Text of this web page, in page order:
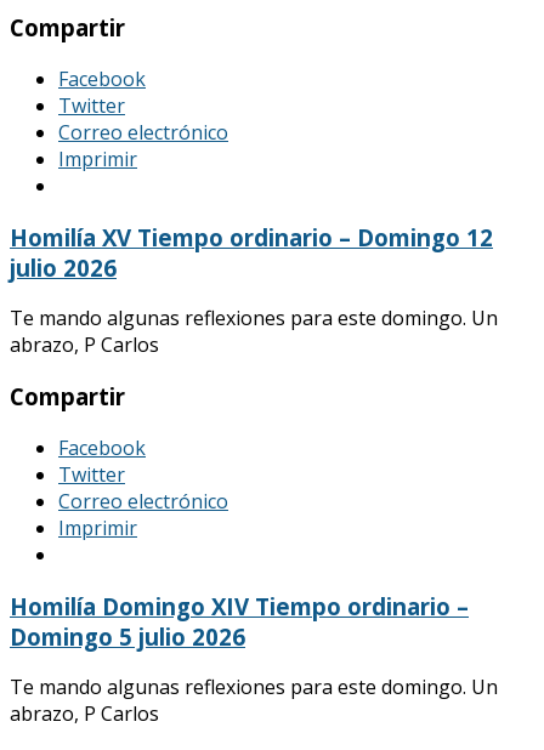
Compartir
Facebook
Twitter
Correo electrónico
Imprimir
Homilía XV Tiempo ordinario – Domingo 12
julio 2026
Te mando algunas reflexiones para este domingo. Un
abrazo, P Carlos
Compartir
Facebook
Twitter
Correo electrónico
Imprimir
Homilía Domingo XIV Tiempo ordinario –
Domingo 5 julio 2026
Te mando algunas reflexiones para este domingo. Un
abrazo, P Carlos